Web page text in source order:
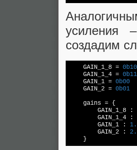
усиления
создадим
    GAIN_1_8 =
0b10
    GAIN_1_4 =
0b11
    GAIN_1 =
0b00
    GAIN_2 =
0b01
    gains = {
        GAIN_1_8 :
        GAIN_1_4 :
        GAIN_1 :
        GAIN_2 :
    }